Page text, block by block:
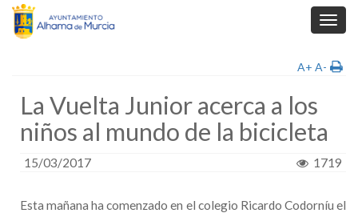
A+ A-
La Vuelta Junior acerca a los
niños al mundo de la bicicleta
15/03/2017 1719
Esta mañana ha comenzado en el colegio Ricardo Codorníu el